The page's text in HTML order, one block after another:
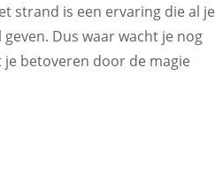
strand is een ervaring die al je
Dus waar wacht je nog
betoveren door de magie